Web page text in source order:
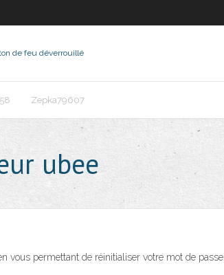
de feu déverrouillé
Zepka79607
ubee
vous permettant de réinitialiser votre mot de passe.